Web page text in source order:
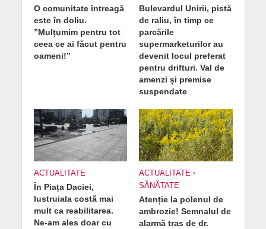
O comunitate întreagă
este în doliu.
”Mulțumim pentru tot
ceea ce ai făcut pentru
oameni!”
Bulevardul Unirii, pistă
de raliu, în timp ce
parcările
supermarketurilor au
devenit locul preferat
pentru drifturi. Val de
amenzi și premise
suspendate
ACTUALITATE
În Piața Daciei,
lustruiala costă mai
mult ca reabilitarea.
Ne-am ales doar cu
ACTUALITATE •
SĂNĂTATE
Atenție la polenul de
ambrozie! Semnalul de
alarmă tras de dr.